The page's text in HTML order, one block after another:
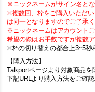
※ニックネームがサイン名とな
※複数回、枠をご購入いただ
は同一となりますのでご了承く
※ニックネームはアカウント
希望の際はお手数ですが複数
※枠の切り替えの都合上3~5秒
【購入方法】
Talkportページより対象商品を
下記URLより購入方法をご確認